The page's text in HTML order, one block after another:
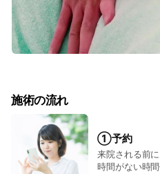
不調が起こる事も少なくありま
部分的な施術ではなく、全身の
本来の身体の状態へと導きます。
手技で丁寧に緩ませていく事に
血流の促進が期待できます。
肩こりなど慢性的な筋肉疲労に
●テーピング療法
施術の流れ
①予約
来院される前
時間がない時